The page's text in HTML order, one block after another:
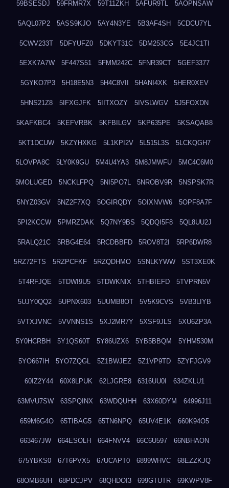
59BSESDJ 59FRMR7X 59T11ZKH 5AFUR9TL 5AOPNSAW
5AQL07P2 5ASS9KJO 5AY4N3YE 5B3AF4SH 5CDCU7YL
5CWV233T 5DFYUFZ0 5DKYT31C 5DM253CG 5E4JC1TI
5EXK7A7W 5F447S51 5FMM242C 5FNR39CT 5GEF3377
5GYKO7P3 5H18E5N3 5H4C8VII 5HANI4XK 5HER0XEV
5HNS21Z8 5IFXGJFK 5IITXOZY 5IVSLWGV 5J5FOXDN
5KAFKBC4 5KEFVRBK 5KFBILGV 5KP635PE 5KSAQAB8
5KT1DCUW 5KZYHXKG 5L1KPI2V 5L515L3S 5LCKQGH7
5LOVPA8C 5LY0K9GU 5M4U4YA3 5M8JMWFU 5MC4C6M0
5MOLUGED 5NCKLFPQ 5NI5PO7L 5NROBV9R 5NSPSK7R
5NYZ03GV 5NZ2F7XQ 5OGIRQDY 5OIXNVW6 5OPF8A7F
5PI2KCCW 5PMRZDAK 5Q7NY9BS 5QDQI5F8 5QL8UU2J
5RALQ21C 5RBG4E64 5RCDBBFD 5ROV8T2I 5RP6DWR8
5RZ72FTS 5RZPCFKF 5RZQDHMO 5SNLKYWW 5ST3XE0K
5T4RFJQE 5TDWI9U5 5TDWKNIX 5THBIEFD 5TVPRN5V
5UJY0QQ2 5UPNX603 5UUMB8OT 5V5K9CVS 5VB3LIYB
5VTXJVNC 5VVNNS1S 5XJ2MR7Y 5XSF9JLS 5XU6ZP3A
5Y0HCRBH 5Y1QS60T 5Y86UZX6 5YB5BBQM 5YHM530M
5YO667IH 5YO7ZQGL 5Z1BWJEZ 5Z1VP9TD 5ZYFJGV9
60IZ2Y44 60X8LPUK 62LJGRE8 6316UU0I 634ZKLU1
63MVU7SW 63SPQINX 63WDQUHH 63X60DYM 64996J11
659M6G4O 65TIBAG5 65TN6NPQ 65UV4E1K 660K94O5
663467JW 664ESOLH 664FNVV4 66C6U597 66NBHAON
675YBKS0 67T6PVX5 67UCAPT0 6899WHVC 68EZZKJQ
68OMB6UH 68PDCJPV 68QHDOI3 699GTUTR 69KWPV8F